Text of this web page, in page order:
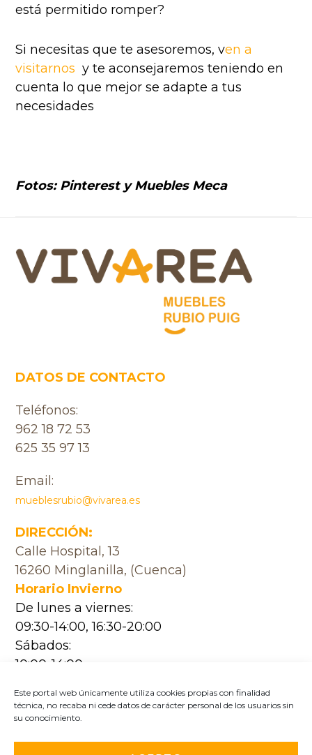
Este portal web únicamente utiliza cookies propias con finalidad
técnica, no recaba ni cede datos de carácter personal de los usuarios sin
su conocimiento.
está permitido romper?
Si necesitas que te asesoremos, ven a
visitarnos y te aconsejaremos teniendo en
cuenta lo que mejor se adapte a tus
necesidades
Fotos: Pinterest y Muebles Meca
Footer
DATOS DE CONTACTO
Teléfonos:
962 18 72 53
625 35 97 13
Email:
mueblesrubio@vivarea.es
DIRECCIÓN:
Calle Hospital, 13
16260 Minglanilla, (Cuenca)
Horario Invierno
De lunes a viernes:
09:30-14:00, 16:30-20:00
Sábados:
10:00-14:00
De lunes a viernes:
09:30-14:00, 17:00-20:30
Sábados: